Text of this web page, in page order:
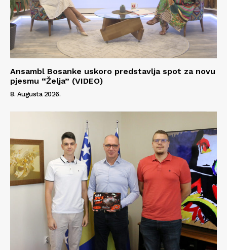
Ansambl Bosanke uskoro predstavlja spot za novu
pjesmu “Želja” (VIDEO)
8. Augusta 2026.